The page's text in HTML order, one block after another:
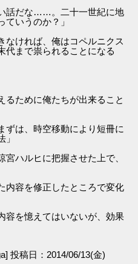
話だな……。二十一世紀に地
いうのか？」
れば、俺はコペルニクス
代まで祟られることになる
るために俺たちが出来ること
ずは、時空移動により短冊に
ルヒに把握させた上で、
内容を修正したところで変化
容を憶えてはいないが、効果
投稿日：2014/06/13(金)